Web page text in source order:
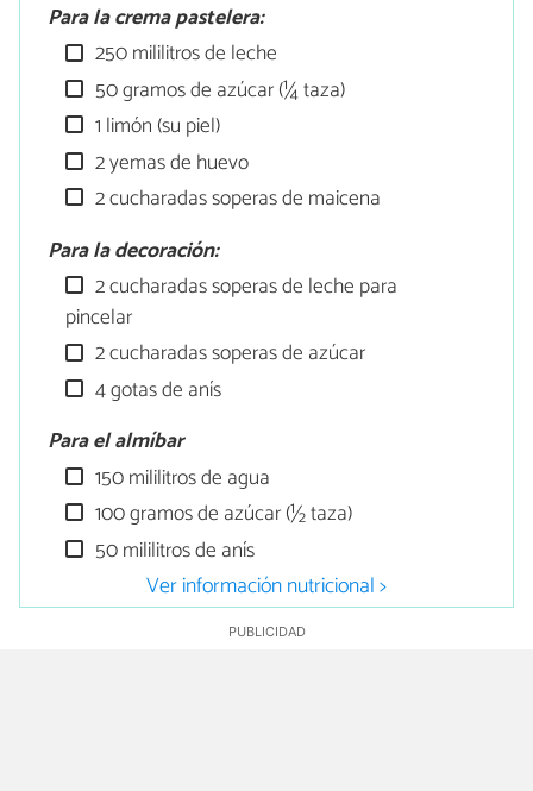
Para la crema pastelera:
250 mililitros de leche
50 gramos de azúcar (¼ taza)
1 limón (su piel)
2 yemas de huevo
2 cucharadas soperas de maicena
Para la decoración:
2 cucharadas soperas de leche para
pincelar
2 cucharadas soperas de azúcar
4 gotas de anís
Para el almíbar
150 mililitros de agua
100 gramos de azúcar (½ taza)
50 mililitros de anís
Ver información nutricional >